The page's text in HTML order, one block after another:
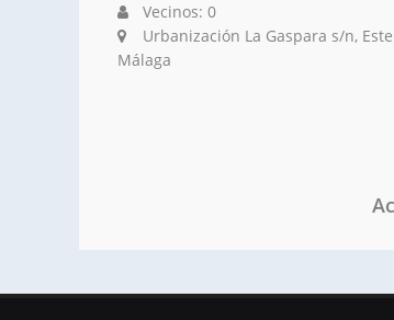
Vecinos: 0
Urbanización La Gaspara s/n,
Málaga